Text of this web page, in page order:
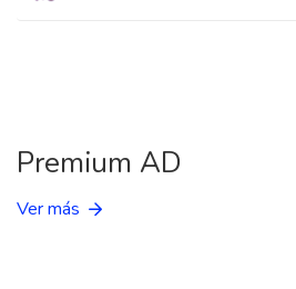
Premium AD
Ver más